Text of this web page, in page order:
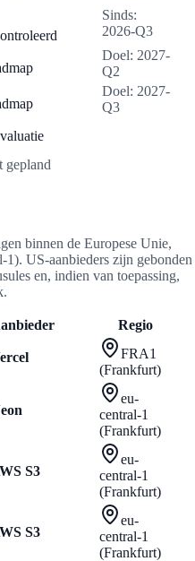
Sinds:
2026-Q3
Doel: 2027-
Q2
Doel: 2027-
Q3
gepland
binnen de Europese Unie,
US-aanbieders zijn gebonden
en, indien van toepassing,
Regio
FRA1
(Frankfurt)
eu-
central-1
(Frankfurt)
S3
eu-
central-1
(Frankfurt)
S3
eu-
central-1
(Frankfurt)